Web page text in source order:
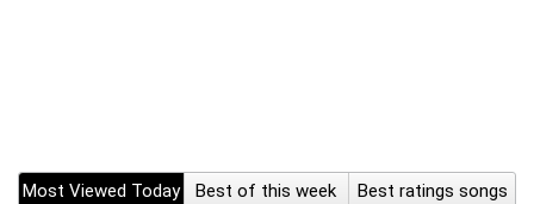
Most Viewed Today Best of this week
Best ratings songs